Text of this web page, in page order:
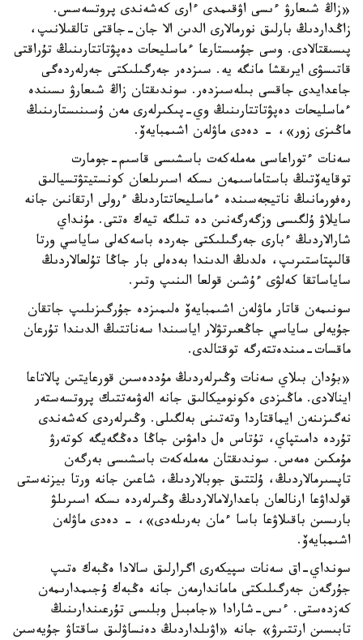
«زاڭ شىعارۋ ءىسى اۋقىمدى ءارى كەشەندى پروتسەسس.
زاڭداردىڭ بارلىق نورمالارى الدىن الا جان-جاقتى تالقىلانىپ،
پىسىقتالادى. وسى جۇمىستارعا ءماسليحات دەپۋتاتتارىنىڭ تۇراقتى
قاتىسۋى ايرىقشا مانگە يە. سىزدەر جەرگىلىكتى جەرلەردەگى
جاعدايدى جاقسى بىلەسىزدەر. سوندىقتان زاڭ شىعارۋ ىسىندە
ءماسليحات دەپۋتاتتارىنىڭ وي-پىكىرلەرى مەن ۇسىنىستارىنىڭ
ماڭىزى زور»، - دەدى ماۋلەن اشىمبايەۆ.
سەنات ءتوراعاسى مەملەكەت باسشىسى قاسىم-جومارت
توقايەۆتىڭ باستاماسىمەن ىسكە اسىرىلعان كونستيتۋتسيالىق
رەفورمانىڭ ناتيجەسىندە ءماسليحاتتاردىڭ ءرولى ارتقانىن جانە
سايلاۋ ۇلگىسى وزگەرگەنىن دە تىلگە تيەك ەتتى. مۇنداي
شارالاردىڭ ءبارى جەرگىلىكتى جەردە باسەكەلى ساياسي ورتا
قالىپتاستىرىپ، ەلدىڭ الدىندا بەدەلى بار جاڭا تۇلعالاردىڭ
ساياساتقا كەلۋى ءۇشىن قولعا الىنىپ وتىر.
سونىمەن قاتار ماۋلەن اشىمبايەۆ ەلىمىزدە جۇرگىزىلىپ جاتقان
جۇيەلى ساياسي جاڭعىرتۋلار اياسىندا سەناتتىڭ الدىندا تۇرعان
ماقسات-مىندەتتەرگە توقتالدى.
«بۇدان بىلاي سەنات وڭىرلەردىڭ مۇددەسىن قورعايتىن پالاتاعا
اينالادى. ماڭىزدى ەكونوميكالىق جانە الەۋمەتتىك پروتسەستەر
نەگىزىنەن ايماقتاردا وتەتىنى بەلگىلى. وڭىرلەردى كەشەندى
تۇردە دامىتپاي، تۇتاس ەل دامۋىن جاڭا دەڭگەيگە كوتەرۋ
مۇمكىن ەمەس. سوندىقتان مەملەكەت باسشىسى بەرگەن
تاپسىرمالاردىڭ، ۇلتتىق جوبالاردىڭ، شاعىن جانە ورتا بيزنەستى
قولداۋعا ارنالعان باعدارلامالاردىڭ وڭىرلەردە ىسكە اسىرىلۋ
بارىسىن باقىلاۋعا باسا ءمان بەرىلەدى»، - دەدى ماۋلەن
اشىمبايەۆ.
سونداي-اق سەنات سپيكەرى اگرارلىق سالادا ەڭبەك ەتىپ
جۇرگەن جەرگىلىكتى ماماندارمەن جانە ەڭبەك ۇجىمدارىمەن
كەزدەستى. ءىس-شارادا «جامبىل وبلىسى تۇرعىندارىنىڭ
تابىسىن ارتتىرۋ» جانە «اۋىلداردىڭ دەنساۋلىق ساقتاۋ جۇيەسىن